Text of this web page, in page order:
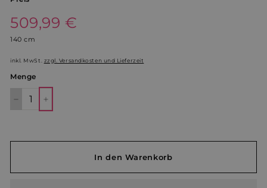
Normaler
Preis
509,99 €
140 cm
inkl. MwSt. zzgl. Versandkosten und Lieferzeit
Menge
In den Warenkorb